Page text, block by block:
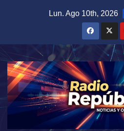
Lun. Ago 10th, 2026